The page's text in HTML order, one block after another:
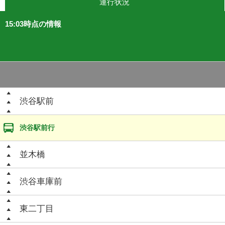
運行状況
15:03時点の情報
渋谷駅前
渋谷駅前行
並木橋
渋谷車庫前
東二丁目